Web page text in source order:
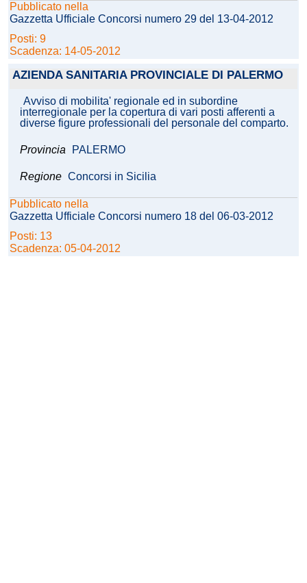
Pubblicato nella
Gazzetta Ufficiale Concorsi numero 29 del 13-04-2012
Posti: 9
Scadenza: 14-05-2012
AZIENDA SANITARIA PROVINCIALE DI PALERMO
Avviso di mobilita' regionale ed in subordine
interregionale per la copertura di vari posti afferenti a
diverse figure professionali del personale del comparto.
Provincia PALERMO
Regione Concorsi in Sicilia
Pubblicato nella
Gazzetta Ufficiale Concorsi numero 18 del 06-03-2012
Posti: 13
Scadenza: 05-04-2012